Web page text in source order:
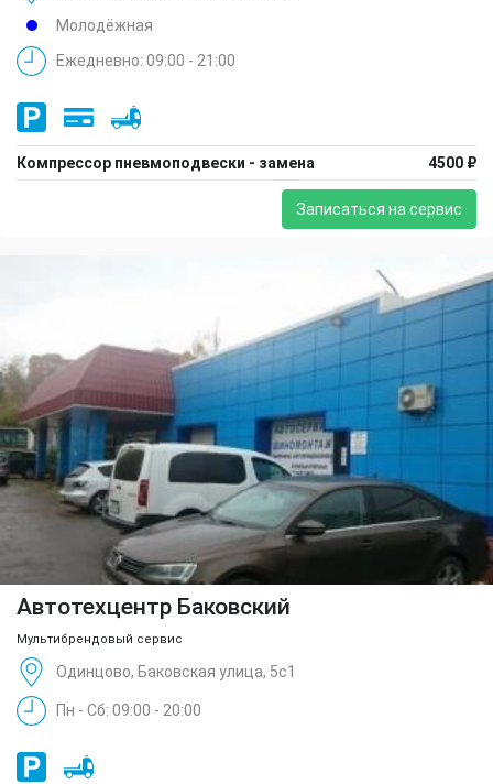
Молодёжная
Ежедневно: 09:00 - 21:00
Компрессор пневмоподвески - замена 4500 ₽
Записаться на сервис
Автотехцентр Баковский
Мультибрендовый сервис
Одинцово, Баковская улица, 5с1
Пн - Сб: 09:00 - 20:00